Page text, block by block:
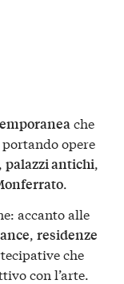
che
opere
, palazzi antichi,
.
accanto alle
, residenze
che
con l’arte.